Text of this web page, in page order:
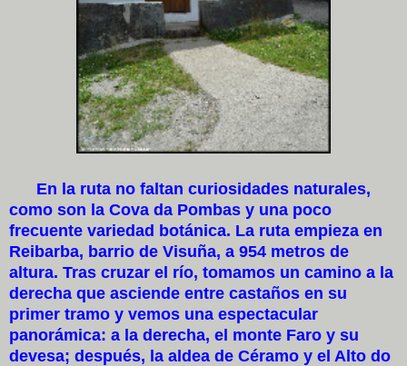
En la ruta no faltan curiosidades naturales,
como son la Cova da Pombas y una poco
frecuente variedad botánica. La ruta empieza en
Reibarba, barrio de Visuña, a 954 metros de
altura. Tras cruzar el río, tomamos un camino a la
derecha que asciende entre castaños en su
primer tramo y vemos una espectacular
panorámica: a la derecha, el monte Faro y su
devesa; después, la aldea de Céramo y el Alto do